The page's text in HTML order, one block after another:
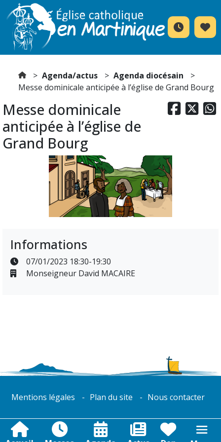
Agenda/actus
Agenda diocésain
Messe dominicale anticipée à l’église de Grand Bourg
  
Messe dominicale
anticipée à l’église de
Grand Bourg
Informations
07/01/2023 18:30-19:30
Monseigneur David MACAIRE
Mentions légales Plan du site Nous contacter